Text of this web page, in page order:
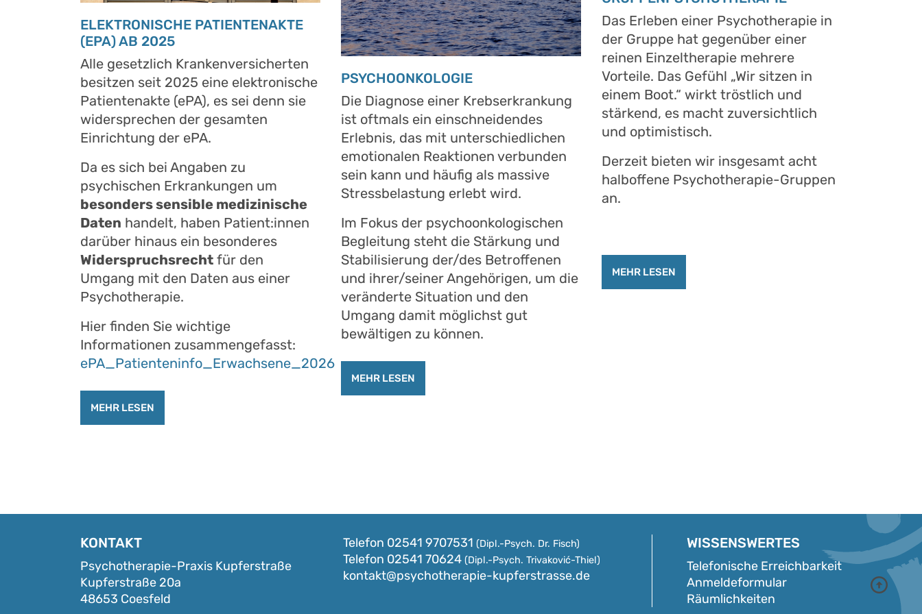
ELEKTRONISCHE PATIENTENAKTE
(EPA) AB 2025
Alle gesetzlich Krankenversicherten
besitzen seit 2025 eine elektronische
Patientenakte (ePA), es sei denn sie
widersprechen der gesamten
Einrichtung der ePA.
Da es sich bei Angaben zu
psychischen Erkrankungen um
besonders sensible medizinische
Daten handelt, haben Patient:innen
darüber hinaus ein besonderes
Widerspruchsrecht für den
Umgang mit den Daten aus einer
Psychotherapie.
Hier finden Sie wichtige
Informationen zusammengefasst:
ePA_Patienteninfo_Erwachsene_2026
MEHR LESEN
PSYCHOONKOLOGIE
Die Diagnose einer Krebserkrankung
ist oftmals ein einschneidendes
Erlebnis, das mit unterschiedlichen
emotionalen Reaktionen verbunden
sein kann und häufig als massive
Stressbelastung erlebt wird.
Im Fokus der psychoonkologischen
Begleitung steht die Stärkung und
Stabilisierung der/des Betroffenen
und ihrer/seiner Angehörigen, um die
veränderte Situation und den
Umgang damit möglichst gut
bewältigen zu können.
MEHR LESEN
Das Erleben einer Psychotherapie in
der Gruppe hat gegenüber einer
reinen Einzeltherapie mehrere
Vorteile. Das Gefühl „Wir sitzen in
einem Boot.“ wirkt tröstlich und
stärkend, es macht zuversichtlich
und optimistisch.
Derzeit bieten wir insgesamt acht
halboffene Psychotherapie-Gruppen
an.
MEHR LESEN
KONTAKT
Psychotherapie-Praxis Kupferstraße
Kupferstraße 20a
48653 Coesfeld
Telefon 02541 9707531 (Dipl.-Psych. Dr. Fisch)
Telefon 02541 70624 (Dipl.-Psych. Trivaković-Thiel)
kontakt@psychotherapie-kupferstrasse.de
WISSENSWERTES
Telefonische Erreichbarkeit
Anmeldeformular
Räumlichkeiten